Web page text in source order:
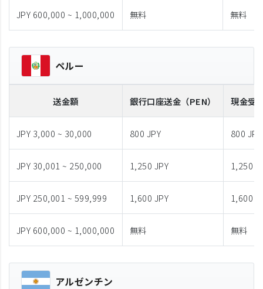
JPY 600,000 ~ 1,000,000 無料 無料
ペルー
送金額 銀行口座送金 （PEN） 現金受
JPY 3,000 ~ 30,000 800 JPY 800 JPY
JPY 30,001 ~ 250,000 1,250 JPY 1,250
JPY 250,001 ~ 599,999 1,600 JPY 1,600
JPY 600,000 ~ 1,000,000 無料 無料
アルゼンチン